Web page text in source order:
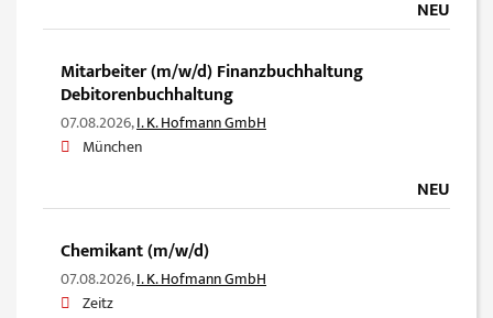
NEU
Mitarbeiter (m/w/d) Finanzbuchhaltung
Debitorenbuchhaltung
07.08.2026,I. K. Hofmann GmbH
München
NEU
Chemikant (m/w/d)
07.08.2026,I. K. Hofmann GmbH
Zeitz